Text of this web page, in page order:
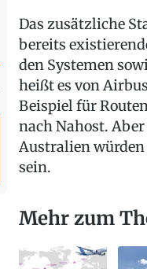
Das zusätzliche
bereits
den Systemen
heißt es von
Beispiel für
nach Nahost.
Australien
sein.
Mehr zum